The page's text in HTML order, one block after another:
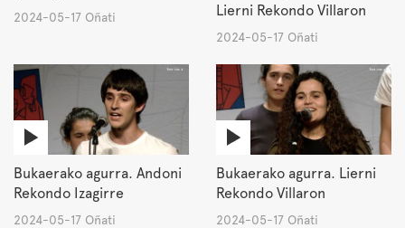
2024-05-17 Oñati
Lierni Rekondo Villaron
2024-05-17 Oñati
Bukaerako agurra. Andoni
Rekondo Izagirre
2024-05-17 Oñati
Bukaerako agurra. Lierni
Rekondo Villaron
2024-05-17 Oñati